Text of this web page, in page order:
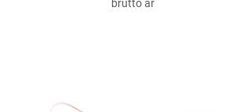
bruttó ár